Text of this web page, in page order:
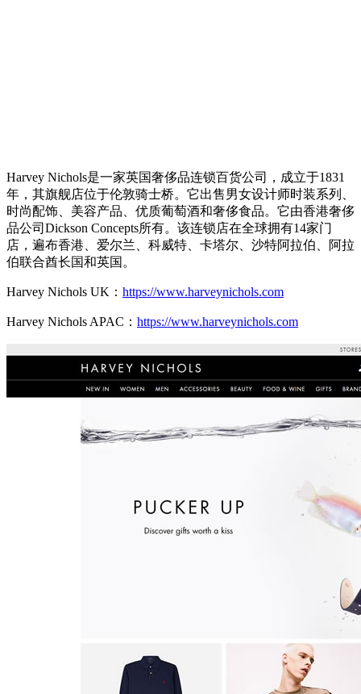
Harvey Nichols是一家英国奢侈品连锁百货公司，成立于1831
年，其旗舰店位于伦敦骑士桥。它出售男女设计师时装系列、
时尚配饰、美容产品、优质葡萄酒和奢侈食品。它由香港奢侈
品公司Dickson Concepts所有。该连锁店在全球拥有14家门
店，遍布香港、爱尔兰、科威特、卡塔尔、沙特阿拉伯、阿拉
伯联合酋长国和英国。
Harvey Nichols UK： https://www.harveynichols.com
Harvey Nichols APAC： https://www.harveynichols.com